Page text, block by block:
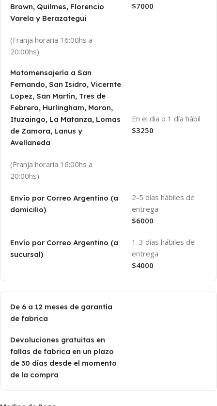
Brown, Quilmes, Florencio
Varela y Berazategui
(Franja horaria 16:00hs a
20:00hs)
$7000
Motomensajería a San
Fernando, San Isidro, Vicernte
Lopez, San Martin, Tres de
Febrero, Hurlingham, Moron,
Ituzaingo, La Matanza, Lomas
de Zamora, Lanus y
Avellaneda
(Franja horaria 16:00hs a
20:00hs)
En el dia o 1 día hábil
$3250
Envío por Correo Argentino (a
domicilio)
2-5 días hábiles de
entrega
$6000
Envío por Correo Argentino (a
sucursal)
1-3 días hábiles de
entrega
$4000
De 6 a 12 meses de garantía
de fabrica
Devoluciones gratuitas en
fallas de fabrica en un plazo
de 30 días desde el momento
de la compra